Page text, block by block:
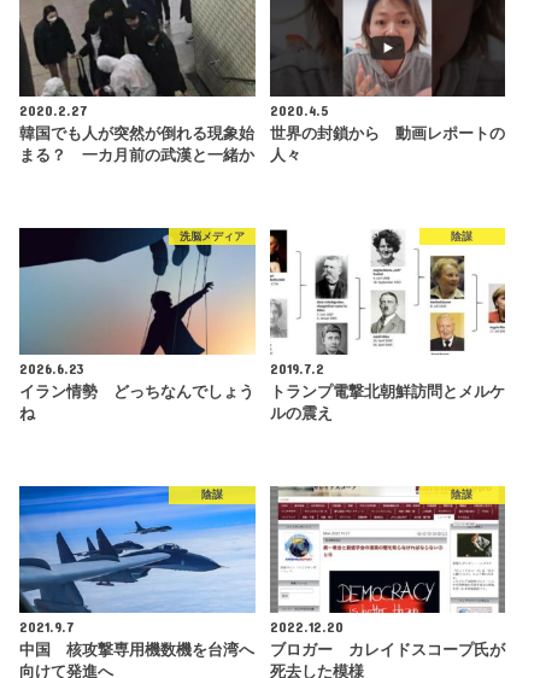
2020.2.27
韓国でも人が突然が倒れる現象始
まる？ 一カ月前の武漢と一緒か
2020.4.5
世界の封鎖から 動画レポートの
人々
洗脳メディア
2026.6.23
イラン情勢 どっちなんでしょう
ね
陰謀
2019.7.2
トランプ電撃北朝鮮訪問とメルケ
ルの震え
陰謀
2021.9.7
中国 核攻撃専用機数機を台湾へ
向けて発進へ
陰謀
2022.12.20
ブロガー カレイドスコープ氏が
死去した模様